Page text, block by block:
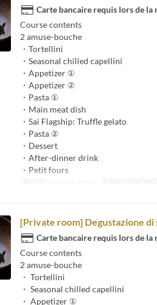
Carte bancaire requis lors de la
Course contents
2 amuse-bouche
・Tortellini
・Seasonal chilled capellini
・Appetizer ①
・Appetizer ②
・Pasta ①
・Main meat dish
・Sai Flagship: Truffle gelato
・Pasta ②
・Dessert
・After-dinner drink
・Petit fours
Repas Déjeuner, Dîner Catégorie de Siège
[Private room] Degustazione di
Carte bancaire requis lors de la
Course contents
2 amuse-bouche
・ Tortellini
・ Seasonal chilled capellini
・ Appetizer ①